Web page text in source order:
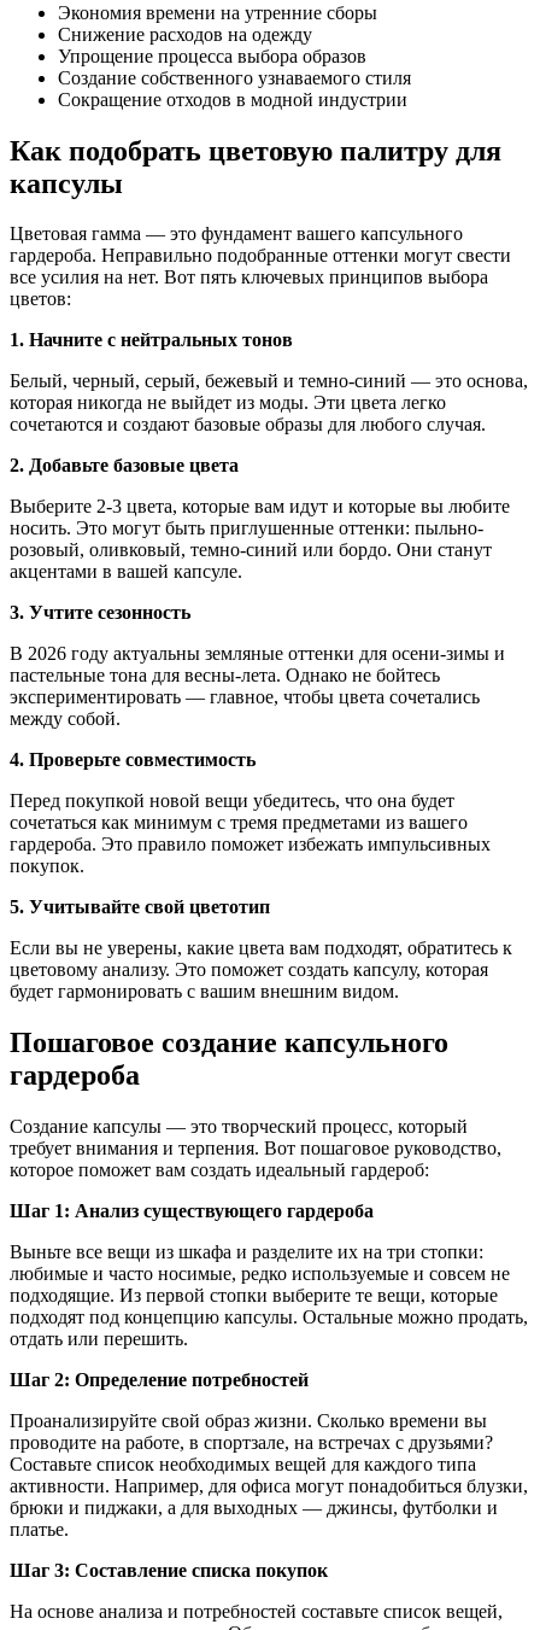
Экономия времени на утренние сборы
Снижение расходов на одежду
Упрощение процесса выбора образов
Создание собственного узнаваемого стиля
Сокращение отходов в модной индустрии
Как подобрать цветовую палитру для
капсулы
Цветовая гамма — это фундамент вашего капсульного
гардероба. Неправильно подобранные оттенки могут свести
все усилия на нет. Вот пять ключевых принципов выбора
цветов:
1. Начните с нейтральных тонов
Белый, черный, серый, бежевый и темно-синий — это основа,
которая никогда не выйдет из моды. Эти цвета легко
сочетаются и создают базовые образы для любого случая.
2. Добавьте базовые цвета
Выберите 2-3 цвета, которые вам идут и которые вы любите
носить. Это могут быть приглушенные оттенки: пыльно-
розовый, оливковый, темно-синий или бордо. Они станут
акцентами в вашей капсуле.
3. Учтите сезонность
В 2026 году актуальны земляные оттенки для осени-зимы и
пастельные тона для весны-лета. Однако не бойтесь
экспериментировать — главное, чтобы цвета сочетались
между собой.
4. Проверьте совместимость
Перед покупкой новой вещи убедитесь, что она будет
сочетаться как минимум с тремя предметами из вашего
гардероба. Это правило поможет избежать импульсивных
покупок.
5. Учитывайте свой цветотип
Если вы не уверены, какие цвета вам подходят, обратитесь к
цветовому анализу. Это поможет создать капсулу, которая
будет гармонировать с вашим внешним видом.
Пошаговое создание капсульного
гардероба
Создание капсулы — это творческий процесс, который
требует внимания и терпения. Вот пошаговое руководство,
которое поможет вам создать идеальный гардероб:
Шаг 1: Анализ существующего гардероба
Выньте все вещи из шкафа и разделите их на три стопки:
любимые и часто носимые, редко используемые и совсем не
подходящие. Из первой стопки выберите те вещи, которые
подходят под концепцию капсулы. Остальные можно продать,
отдать или перешить.
Шаг 2: Определение потребностей
Проанализируйте свой образ жизни. Сколько времени вы
проводите на работе, в спортзале, на встречах с друзьями?
Составьте список необходимых вещей для каждого типа
активности. Например, для офиса могут понадобиться блузки,
брюки и пиджаки, а для выходных — джинсы, футболки и
платье.
Шаг 3: Составление списка покупок
На основе анализа и потребностей составьте список вещей,